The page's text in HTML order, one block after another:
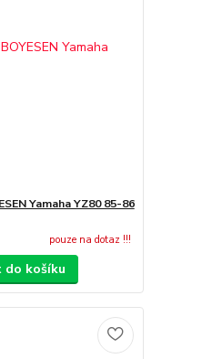
Yamaha YZ80 85-86
pouze na dotaz !!!
do košíku